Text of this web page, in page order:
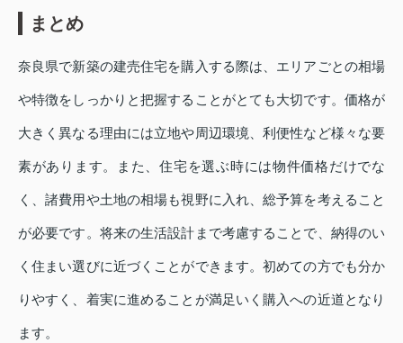
まとめ
奈良県で新築の建売住宅を購入する際は、エリアごとの相場
や特徴をしっかりと把握することがとても大切です。価格が
大きく異なる理由には立地や周辺環境、利便性など様々な要
素があります。また、住宅を選ぶ時には物件価格だけでな
く、諸費用や土地の相場も視野に入れ、総予算を考えること
が必要です。将来の生活設計まで考慮することで、納得のい
く住まい選びに近づくことができます。初めての方でも分か
りやすく、着実に進めることが満足いく購入への近道となり
ます。